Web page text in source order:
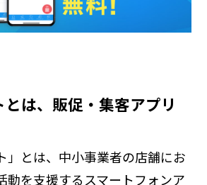
は、販促・集客アプリ
」とは、中小事業者の店舗にお
動を支援するスマートフォンア